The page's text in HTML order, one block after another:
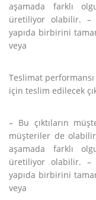
aşamada farklı
üretiliyor olabilir. –
yapıda birbirini
veya
Teslimat
için teslim edilecek
– Bu çıktıların
müşteriler de
aşamada farklı
üretiliyor olabilir. –
yapıda birbirini
veya